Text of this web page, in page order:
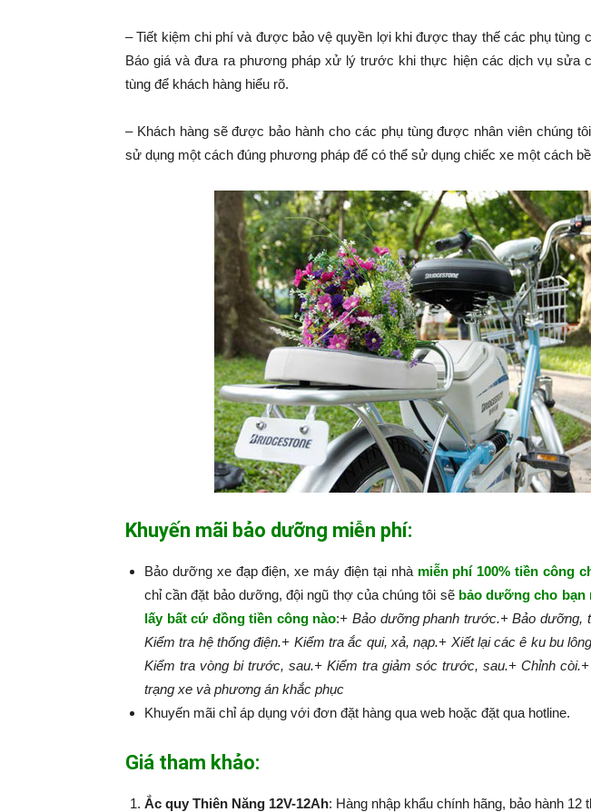
– Tiết kiệm chi phí và được bảo vệ quyền lợi khi được thay thế các phụ tùng
Báo giá và đưa ra phương pháp xử lý trước khi thực hiện các dịch vụ sửa
tùng để khách hàng hiểu rõ.
– Khách hàng sẽ được bảo hành cho các phụ tùng được nhân viên chúng
sử dụng một cách đúng phương pháp để có thể sử dụng chiếc xe một cách
Khuyến mãi bảo dưỡng miễn phí:
Bảo dưỡng xe đạp điện, xe máy điện tại nhà miễn phí 100% tiền công
chỉ cần đặt bảo dưỡng, đội ngũ thợ của chúng tôi sẽ bảo dưỡng cho bạn
lấy bất cứ đồng tiền công nào:​​​​​+ Bảo dưỡng phanh trước.+ Bảo dưỡng,
Kiểm tra hệ thống điện.+ Kiểm tra ắc qui, xả, nạp.+ Xiết lại các ê ku bu
Kiểm tra vòng bi trước, sau.+ Kiểm tra giảm sóc trước, sau.+ Chỉnh còi.
trạng xe và phương án khắc phục
Khuyến mãi chỉ áp dụng với đơn đặt hàng qua web hoặc đặt qua hotline.
Giá tham khảo:
Ắc quy Thiên Năng 12V-12Ah: Hàng nhập khẩu chính hãng, bảo hành 12